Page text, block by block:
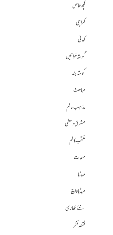
کچھ خاص
کراچی
کہانی
گوشہ خواتین
گوشہ ہند
مباحث
مذاہب عالم
مشرق وسطی
منتخب کالم
مہمات
میڈیا
میڈیا واچ
نئے لکھاری
نقطہ نظر